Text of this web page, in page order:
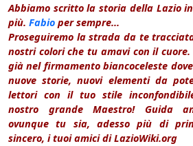
Abbiamo scritto la storia della Lazio
più. Fabio per sempre...
Proseguiremo la strada da te
nostri colori che tu amavi con il
già nel firmamento biancoceleste
nuove storie, nuovi elementi da
lettori con il tuo stile
nostro grande Maestro! Guida
ovunque tu sia, adesso più di
sincero, i tuoi amici di LazioWiki.org